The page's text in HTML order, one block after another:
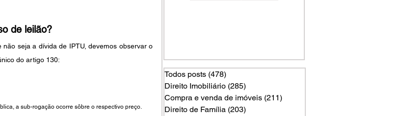
de leilão?
seja a dívida de IPTU, devemos observar o
do artigo 130:
a sub-rogação ocorre sôbre o respectivo preço.
Todos posts (478)
Direito Imobiliário (285)
Compra e venda de imóveis (211)
Direito de Família (203)